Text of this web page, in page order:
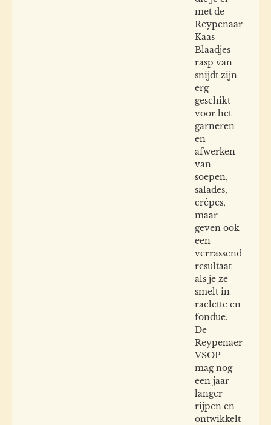
met de
Reypenaar
Kaas
Blaadjes
rasp van
snijdt zijn
erg
geschikt
voor het
garneren
en
afwerken
van
soepen,
salades,
crêpes,
maar
geven ook
een
verrassend
resultaat
als je ze
smelt in
raclette en
fondue.
De
Reypenaer
VSOP
mag nog
een jaar
langer
rijpen en
ontwikkelt